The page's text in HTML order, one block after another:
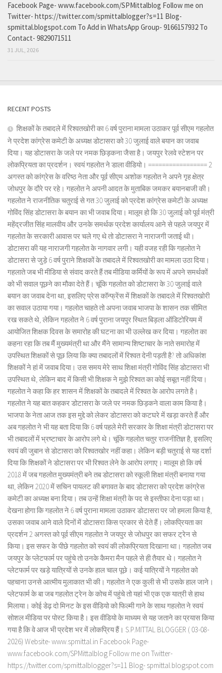
Facebook Page- www.facebook.com/SPMittalblog Follow me on
Twitter- https://twitter.com/spmittalblogger?s=11 Blog-
spmittal.blogspot.com To Add in WhatsApp Group- 9166157932 To
Contact- 9829071511
31 JUL, 2026
RECENT POSTS
शिक्षकों के तबादले में रिश्वतखोरी का 6 वर्ष पुराना मामला उठाकर पूर्व सीएम गहलोत
ने प्रदेश कांग्रेस कमेटी के अध्यक्ष डोटासरा को 30 जुलाई वाले बयान का जवाब
दिया। यह डोटासरा के जले पर नमक छिड़कना जैसा है। जयपुर रेलवे स्टेशन पर
लोकप्रियता का प्रदर्शन। स्वयं गहलोत ने डाला वीडियो। ================= 2
अगस्त को कांग्रेस के वरिष्ठ नेता और पूर्व सीएम अशोक गहलोत ने अपने गृह क्षेत्र
जोधपुर के दौरे पर रहे। गहलोत ने अपनी आदत के मुताबिक जमकर बयानबाजी की।
गहलोत ने राजनीतिक चतुराई से गत 30 जुलाई को प्रदेश कांग्रेस कमेटी के अध्यक्ष
गोविंद सिंह डोटासरा के बयान का भी जवाब दिया। मालूम हो कि 30 जुलाई को पूर्व मंत्री
महेंद्रजीत सिंह मालवीय और उनके समर्थक प्रदेश कार्यालय आने से पहले जयपुर में
गहलोत के सरकारी आवास पर चले गए थे तो डोटासरा ने नाराजगी जताई थी।
डोटासरा की यह नाराजगी गहलोत के नागवार लगी। यही वजह रही कि गहलोत ने
डोटासरा से जुड़े 6 वर्ष पुराने शिक्षकों के तबादले में रिश्वतखोरी का मामला उठा दिया।
गहलाते जब भी मीडिया से संवाद करते हैं तब मीडिया कर्मियों के रूप में अपने समर्थकों
को भी सवाल पूछने का मौका देते हैं। चूंकि गहलोत को डोटासरा के 30 जुलाई वाले
बयान का जवाब देना था, इसलिए प्रेस कॉन्फ्रेंस में शिक्षकों के तबादले में रिश्वतखोरी
का सवाल उठाया गया। गहलोत चाहते तो अपना जवाब भाजपा के शासन तक सीमित
रख सकते थे, लेकिन गहलोत ने 6 वर्ष पुराना जयपुर स्थित बिड़ला ऑडिटोरियम में
आयोजित शिक्षक दिवस के समारोह की घटना का भी उल्लेख कर दिया। गहलोत का
कहना रहा कि तब मैं मुख्यमंत्री था और मैंने सामान्य शिष्टाचार के नाते समारोह में
उपस्थित शिक्षकों से पूछ लिया कि क्या तबादलों में रिश्वत देनी पड़ती है? तो अधिकांश
शिक्षकों ने हां में जवाब दिया। उस समय मेरे साथ शिक्षा मंत्री गोविंद सिंह डोटासरा भी
उपस्थित थे, लेकिन बाद में किसी भी शिक्षक ने मुझे रिश्वत का कोई सबूत नहीं दिया।
गहलोत ने कहा कि हर शासन में शिक्षकों के तबादले में रिश्वत के आरोप लगते है।
गहलोत ने यह बात कहकर डोटासरा के जले पर नमक छिड़कने वाला काम किया है।
भाजपा के नेता आज तक इस मुद्दे को लेकर डोटासरा को कटघरे में खड़ा करते हैं और
अब गहलोत ने भी यह बता दिया कि 6 वर्ष पहले मेरी सरकार के शिक्षा मंत्री डोटासरा पर
भी तबादलों में भ्रष्टाचार के आरोप लगे थे। चूंकि गहलोत चतुर राजनीतिज्ञ है, इसलिए
स्वयं की जुबान से डोटासरा को रिश्वतखोर नहीं कहा। लेकिन बड़ी चतुराई से यह दर्शा
दिया कि शिक्षकों ने डोटासरा पर भी रिश्वत लेने के आरोप लगाए। मालूम हो कि वर्ष
2018 में जब गहलोत मुख्यमंत्री बने तब डोटासरा को स्कूली शिक्षा मंत्री बनाया गया
था, लेकिन 2020 में सचिन पायलट की बगावत के बाद डोटासरा को प्रदेश कांग्रेस
कमेटी का अध्यक्ष बना दिया। तब उन्हें शिक्षा मंत्री के पद से इस्तीफा देना पड़ा था।
देखना होगा कि गहलोत ने 6 वर्ष पुराना मामला उठाकर डोटासरा पर जो हमला किया है,
उसका जवाब आने वाले दिनों में डोटासरा किस प्रकार से देते हैं। लोकप्रियता का
प्रदर्शन 2 अगस्त को पूर्व सीएम गहलोत ने जयपुर से जोधपुर का सफर ट्रेन से
किया। इस सफर के पीछे गहलोत को स्वयं की लोकप्रियता दिखाना था। गहलोत जब
जयपुर के प्लेटफार्म पर पहुंचे तो उनके कैमरा मैन पहले से ही तैयार थे। गहलोत ने
प्लेटफार्म पर खड़े यात्रियों से उनके हाल चाल पूछे। कई यात्रियों ने गहलोत को
पहचाना उनसे आत्मीय मुलाकात भी की। गहलोत ने एक कुली से भी उसके हाल जाने।
प्लेटफार्म के बा जब गहलोत ट्रेन के कोच में पहुंचे तो यहां भी एक एक यात्री से हाथ
मिलाया। कोई डेढ़ दो मिनट के इस वीडियो को फिल्मी गाने के साथ गहलोत ने स्वयं
सोशल मीडिया पर पोस्ट किया है। इस वीडियो के माध्यम से यह जताने का प्रयास किया
गया है कि वे आज भी प्रदेश भर में लोकप्रिय हैं। S.P.MITTAL BLOGGER ( 03-08-
2026) Website- www.spmittal.in Facebook Page-
www.facebook.com/SPMittalblog Follow me on Twitter-
https://twitter.com/spmittalblogger?s=11 Blog- spmittal.blogspot.com